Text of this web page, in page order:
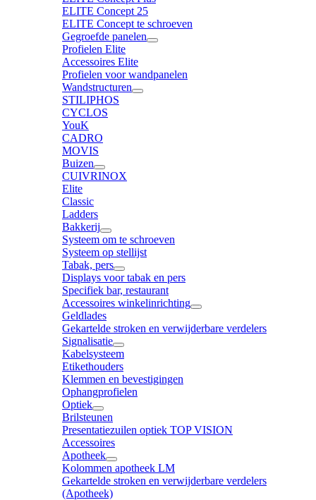
ELITE Concept 25
ELITE Concept te schroeven
Gegroefde panelen
Profielen Elite
Accessoires Elite
Profielen voor wandpanelen
Wandstructuren
STILIPHOS
CYCLOS
YouK
CADRO
MOVIS
Buizen
CUIVRINOX
Elite
Classic
Ladders
Bakkerij
Systeem om te schroeven
Systeem op stellijst
Tabak, pers
Displays voor tabak en pers
Specifiek bar, restaurant
Accessoires winkelinrichting
Geldlades
Gekartelde stroken en verwijderbare verdelers
Signalisatie
Kabelsysteem
Etikethouders
Klemmen en bevestigingen
Ophangprofielen
Optiek
Brilsteunen
Presentatiezuilen optiek TOP VISION
Accessoires
Apotheek
Kolommen apotheek LM
Gekartelde stroken en verwijderbare verdelers
(Apotheek)